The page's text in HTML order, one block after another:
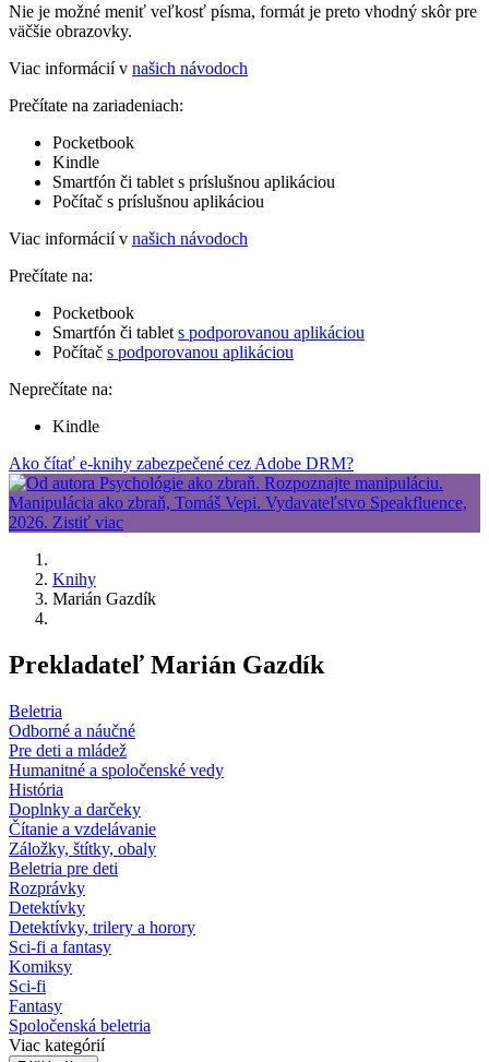
Nie je možné meniť veľkosť písma, formát je preto vhodný skôr pre
väčšie obrazovky.
Viac informácií v našich návodoch
Prečítate na zariadeniach:
Pocketbook
Kindle
Smartfón či tablet s príslušnou aplikáciou
Počítač s príslušnou aplikáciou
Viac informácií v našich návodoch
Prečítate na:
Pocketbook
Smartfón či tablet s podporovanou aplikáciou
Počítač s podporovanou aplikáciou
Neprečítate na:
Kindle
Ako čítať e-knihy zabezpečené cez Adobe DRM?
Knihy
Marián Gazdík
Prekladateľ Marián Gazdík
Beletria
Odborné a náučné
Pre deti a mládež
Humanitné a spoločenské vedy
História
Doplnky a darčeky
Čítanie a vzdelávanie
Záložky, štítky, obaly
Beletria pre deti
Rozprávky
Detektívky
Detektívky, trilery a horory
Sci-fi a fantasy
Komiksy
Sci-fi
Fantasy
Spoločenská beletria
Viac kategórií